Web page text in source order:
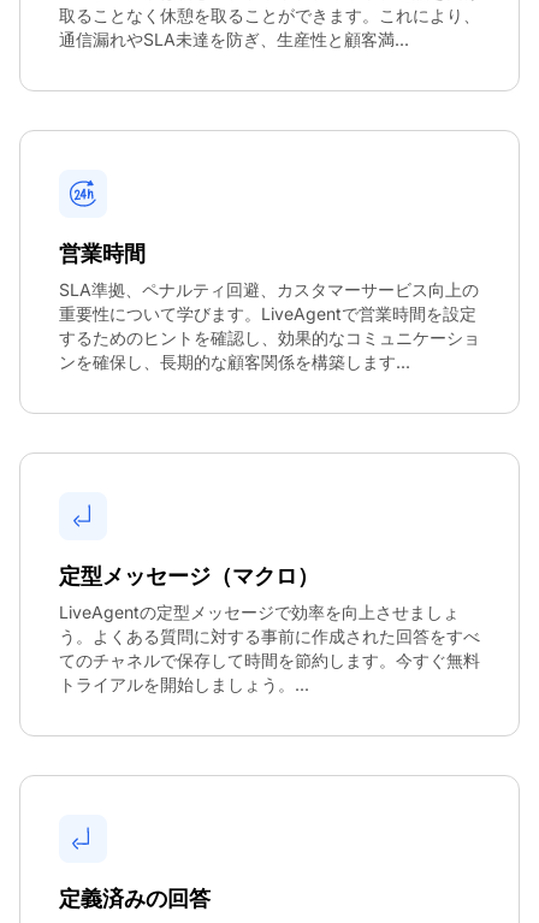
取ることなく休憩を取ることができます。これにより、
通信漏れやSLA未達を防ぎ、生産性と顧客満...
営業時間
SLA準拠、ペナルティ回避、カスタマーサービス向上の
重要性について学びます。LiveAgentで営業時間を設定
するためのヒントを確認し、効果的なコミュニケーショ
ンを確保し、長期的な顧客関係を構築します...
定型メッセージ（マクロ）
LiveAgentの定型メッセージで効率を向上させましょ
う。よくある質問に対する事前に作成された回答をすべ
てのチャネルで保存して時間を節約します。今すぐ無料
トライアルを開始しましょう。...
定義済みの回答